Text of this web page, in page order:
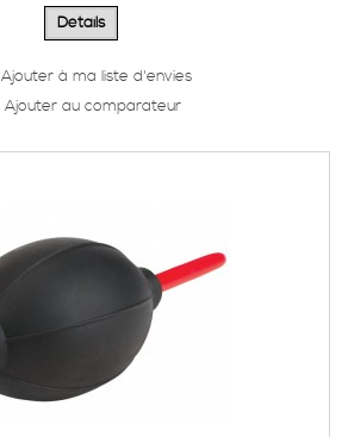
Détails
Ajouter à ma liste d'envies
Ajouter au comparateur